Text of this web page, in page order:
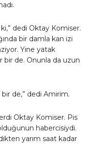
dedi Oktay Komiser.
bir damla kan izi
Yine yatak
bir de. Onunla da uzun
bir de,” dedi Amirim.
Oktay Komiser. Pis
habercisiydi.
yarım saat kadar